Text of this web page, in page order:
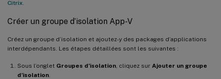
Citrix
Créer un groupe d’isolation App-V
Créez un groupe d’isolation et ajoutez-y des packages d’applications
interdépendants. Les étapes détaillées sont les suivantes :
Sous l’onglet Groupes d’isolation , cliquez sur Ajouter un groupe
d’isolation